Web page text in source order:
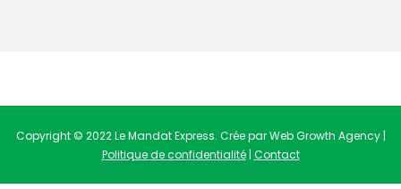
Copyright © 2022 Le Mandat Express. Crée par Web Growth Agency |
Politique de confidentialité| Contact